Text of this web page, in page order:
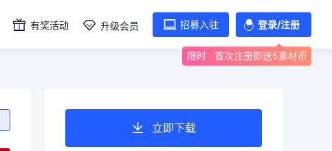
有奖活动 升级会员 招募入驻 登录/注册
限时 · 首次注册即送5素材币
立即下载